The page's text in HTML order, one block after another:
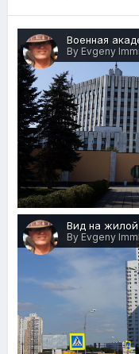
By Evgeny
By Evgeny